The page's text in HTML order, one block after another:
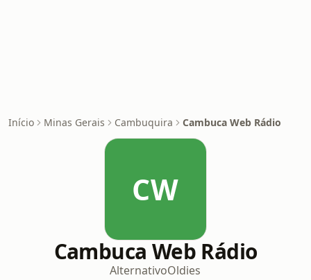
Início Minas Gerais Cambuquira Cambuca Web Rádio
CW
Cambuca Web Rádio
AlternativoOldies